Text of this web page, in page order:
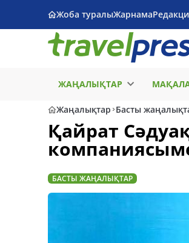
Жоба туралыЖарнама
ЖАҢАЛЫҚТАР
Жаңалықтар Басты
Қайрат
БАСТЫ ЖАҢАЛЫҚТАР